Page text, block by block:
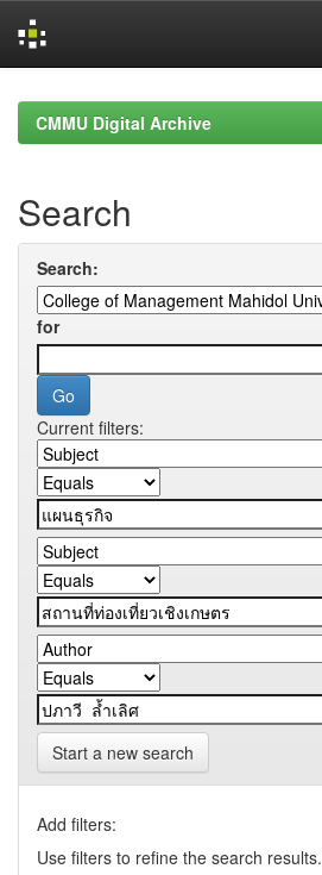
navigationCMMU Digital Archive
Search
Search:
for
Current filters:
Start a new search
Add filters:
Use filters to refine the search results.